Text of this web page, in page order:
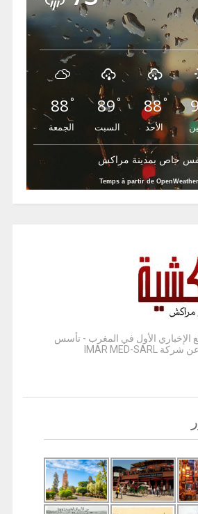
88°
الجمعة
89°
السبت
88°
الأحد
خاص بمدينة مراكش
Temps à partir de
الإخباري الأول في المغرب - تأسس